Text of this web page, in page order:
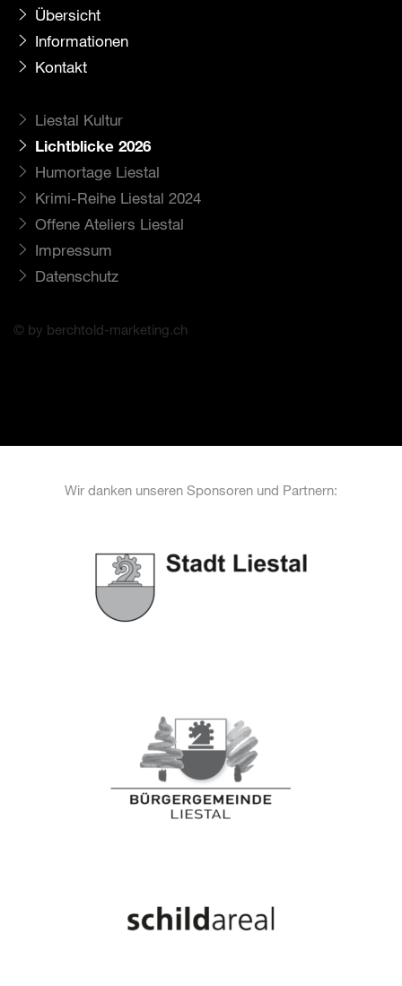
Übersicht
Informationen
Kontakt
Liestal Kultur
Lichtblicke 2026
Humortage Liestal
Krimi-Reihe Liestal 2024
Offene Ateliers Liestal
Impressum
Datenschutz
© by berchtold-marketing.ch
Wir danken unseren Sponsoren und Partnern: